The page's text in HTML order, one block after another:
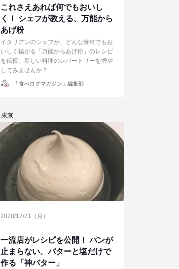
これさえあれば何でもおいし
く！ シェフが教える、万能から
あげ粉
イタリアンのシェフが、どんな食材でもお
いしく揚がる「万能からあげ粉」のレシピ
を伝授。新しい料理のレパートリーを増や
してみませんか？
投「食べログマガジン」編集部
東京
2020/12/21（月）
一流店がレシピを公開！ パンが
止まらない、バターと塩だけで
作る「神バター」